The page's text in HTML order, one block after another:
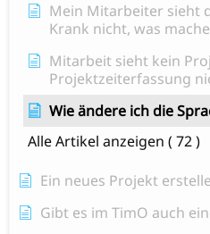
Mein Mitarbeiter sieht
Krank nicht, was
Mitarbeit sieht kein
Projektzeiterfassung
Wie ändere ich die
Alle Artikel anzeigen ( 72 )
Ein neues Projekt
Gibt es im TimO auch